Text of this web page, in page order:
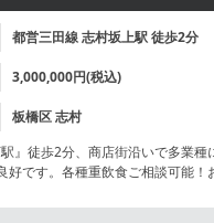
都営三田線志村坂上駅徒歩2分
3,000,000円(税込)
板橋区志村
』徒歩2分、商店街沿いで多業
好です。各種重飲食ご相談可能！